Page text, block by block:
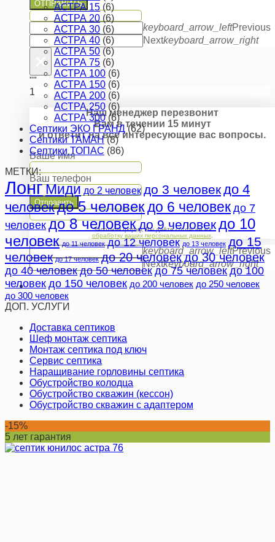
ОТПРАВИТЬ
keyboard_arrow_leftPrevious
Nextkeyboard_arrow_right
×
""
1
Наш менеджер перезвонит
Вам в течении 15 минут
и ответит на все интересующие вас вопросы.
Ваше имя
Ваш телефон
Отправить
Заполняя форму, Вы даёте согласие на
обработку ваших персональных данных.
keyboard_arrow_leftPrevious
Nextkeyboard_arrow_right
АСТРА 15 (6)
АСТРА 20 (6)
АСТРА 30 (6)
АСТРА 40 (6)
АСТРА 50 (6)
АСТРА 75 (6)
АСТРА 100 (6)
АСТРА 150 (6)
АСТРА 200 (6)
АСТРА 250 (6)
АСТРА 300 (6)
Септики ЭКО ГРАНД (62)
Септики ТАМАН (8)
Септики ТОПАС (86)
МЕТКИ:
ЛонгМиди до 2 человек до 3 человекдо 4
человекдо 5 человекдо 6 человек до 7
человек до 8 человекдо 9 человекдо 10
человек до 11 человек до 12 человек до 13 человек до 15
человек до 17 человек до 20 человекдо 30 человек
до 40 человек до 50 человек до 75 человек до 100
человек до 150 человек до 200 человек до 250 человек
до 300 человек
ДОП. УСЛУГИ
Доставка септиков
Шеф монтаж септика
Монтаж септика под ключ
Сервис септика
Наращивание горловины септика
Обустройство колодца
Обустройство скважин (кессон)
Обустройство скважин с адаптером
-15%
5 лет гарантия